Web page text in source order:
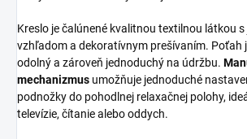
Kreslo je čalúnené kvalitnou textilnou látkou
vzhľadom a dekoratívnym prešívaním. Poťah
odolný a zároveň jednoduchý na údržbu.
mechanizmus umožňuje jednoduché
podnožky do pohodlnej relaxačnej polohy,
televízie, čítanie alebo oddych.